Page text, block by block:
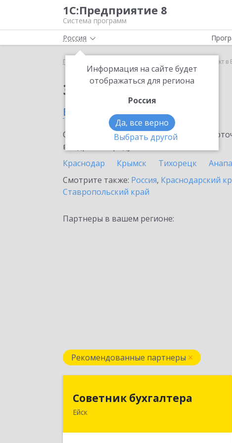
1С:Предприятие 8
Система программ
Россия
Информация на сайте будет
отображаться для региона
Россия
Да, все верно
Выбрать другой
Главная 1С-Коннект в
Заказать 1С-Коннект
в Ейске
Ознакомьтесь с информационными
внедрение продукта.
Краснодар
Крымск Тихорецк Анапа
Смотрите также: Россия, Краснодарский
Ставропольский край
Партнеры в вашем регионе:
Рекомендованные партнеры
Советник бухгалтера
Ейск
Советник бухгалтера
353691, Краснодарский край, Ейский